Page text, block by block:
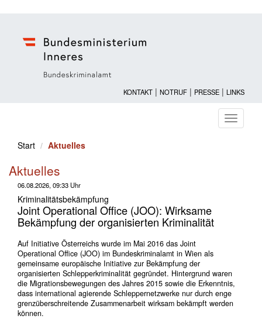
KONTAKT | NOTRUF | PRESSE | LINKS
ein-/
Start
Aktuelles
Aktuelles
06.08.2026, 09:33 Uhr
Kriminalitätsbekämpfung
Joint Operational Office (JOO): Wirksame
Bekämpfung der organisierten Kriminalität
Auf Initiative Österreichs wurde im Mai 2016 das Joint
Operational Office (JOO) im Bundeskriminalamt in Wien als
gemeinsame europäische Initiative zur Bekämpfung der
organisierten Schlepperkriminalität gegründet. Hintergrund waren
die Migrationsbewegungen des Jahres 2015 sowie die Erkenntnis,
dass international agierende Schleppernetzwerke nur durch enge
grenzüberschreitende Zusammenarbeit wirksam bekämpft werden
können.